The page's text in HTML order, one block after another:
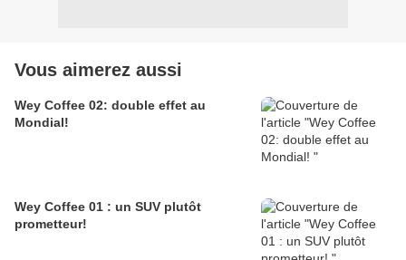
Vous aimerez aussi
Wey Coffee 02: double effet au
Mondial!
Wey Coffee 01 : un SUV plutôt
prometteur!